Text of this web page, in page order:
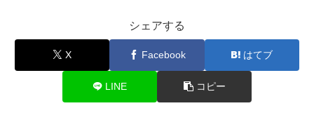
シェアする
X Facebook はてブ
LINE コピー